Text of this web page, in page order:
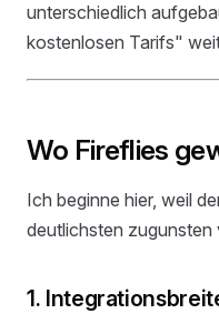
unterschiedlich
kostenlosen Tarifs"
Wo Fireflies
Ich beginne hier, weil
deutlichsten zugunsten
1.